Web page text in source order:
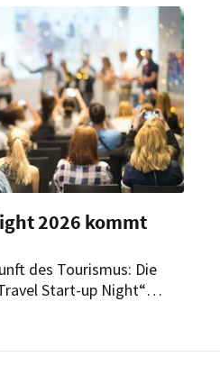
die sich mit den sich
für die internationale
und diese
regional
2026 kommt
des Tourismus: Die
Start-up Night“